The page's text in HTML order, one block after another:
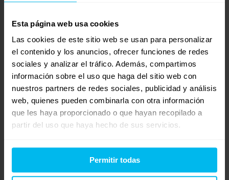
Esta página web usa cookies
Las cookies de este sitio web se usan para personalizar
el contenido y los anuncios, ofrecer funciones de redes
sociales y analizar el tráfico. Además, compartimos
información sobre el uso que haga del sitio web con
nuestros partners de redes sociales, publicidad y análisis
web, quienes pueden combinarla con otra información
que les haya proporcionado o que hayan recopilado a
partir del uso que haya hecho de sus servicios.
Permitir todas
Mostrando 0 respuestas a los debates
Respuesta a: Colchón firme
Tu información:
Nombre (obligatorio):
Correo electrónico (no se publicará) (obligatorio):
Web: